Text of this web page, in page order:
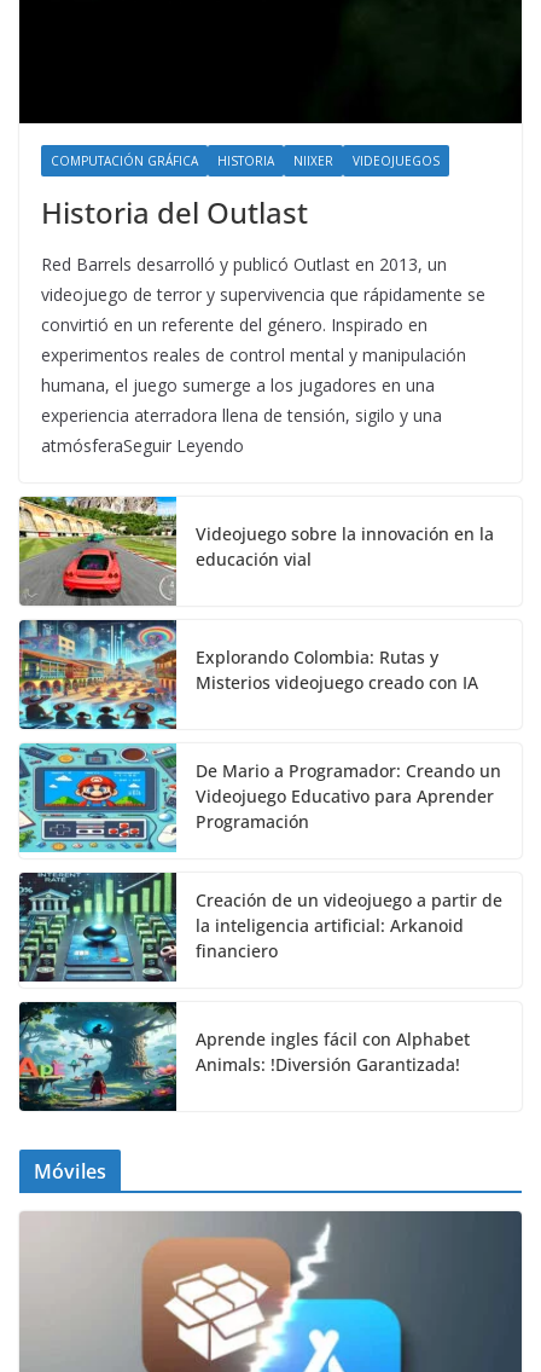
COMPUTACIÓN GRÁFICA HISTORIA NIIXER VIDEOJUEGOS
Historia del Outlast
Red Barrels desarrolló y publicó Outlast en 2013, un
videojuego de terror y supervivencia que rápidamente se
convirtió en un referente del género. Inspirado en
experimentos reales de control mental y manipulación
humana, el juego sumerge a los jugadores en una
experiencia aterradora llena de tensión, sigilo y una
atmósferaSeguir Leyendo
Videojuego sobre la innovación en la
educación vial
Explorando Colombia: Rutas y
Misterios videojuego creado con IA
De Mario a Programador: Creando un
Videojuego Educativo para Aprender
Programación
Creación de un videojuego a partir de
la inteligencia artificial: Arkanoid
financiero
Aprende ingles fácil con Alphabet
Animals: !Diversión Garantizada!
Móviles